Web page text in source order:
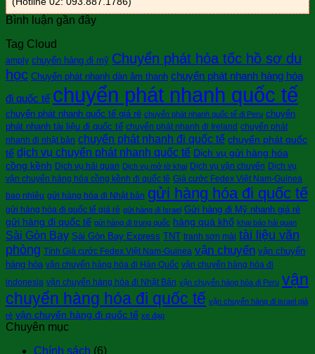
Bình luận gần đây
Tag Cloud
amply chuyển hàng đi mỹ Chuyển phát hỏa tốc hồ sơ du
học Chuyển phát nhanh dàn âm thanh chuyển phát nhanh hàng hóa
đi quốc tế chuyển phát nhanh quốc tế
chuyển phát nhanh quốc tế giá rẻ chuyển phát nhanh quốc tế đi Peru chuyển
phát nhanh tài liệu đi quốc tế chuyển phát nhanh đi Ireland chuyển phát
nhanh đi nhật bản chuyển phát nhanh đi quốc tế chuyển phát quốc
tế dịch vụ chuyển phát nhanh quốc tế Dịch vụ gửi hàng hóa
cồng kềnh Dịch vụ hải quan Dịch vụ mở tờ khai Dịch vụ vận chuyển Dịch vụ
vận chuyển hàng hóa cồng kềnh đi quốc tê Giá cước Fedex Việt Nam-Guinea
bao nhiêu gửi hàng hóa đi Nhật bản gửi hàng hóa đi quốc tế
gửi hàng hóa đi quốc tế giá rẻ gửi hàng đi Israel Gửi hàng đi Mỹ nhanh giá rẻ
gửi hàng đi quốc tế gửi hàng đi trung quốc hàng quá khổ khai báo hải quan
Sài Gòn Bay Sài Gòn Bay Express TNT tranh sơn mài tài liệu văn
phòng Tính Giá cước Fedex Việt Nam-Guinea vận chuyển vận chuyển
hàng hóa vận chuyển hàng hóa đi Hàn Quốc vận chuyển hàng hóa đi
indonesia vận chuyển hàng hóa đi Nhật Bản vận chuyển hàng hóa đi Peru vận
chuyển hàng hóa đi quốc tế vận chuyển hàng đi israel giá
rẻ vận chuyển hàng đi quốc tế xe đạp
Chuyên mục
Chính sách (6)